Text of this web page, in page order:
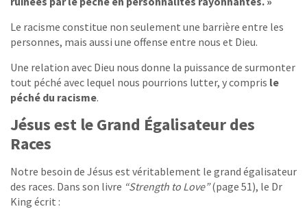
Le racisme constitue non seulement une barrière entre les
personnes, mais aussi une offense entre nous et Dieu.
Une relation avec Dieu nous donne la puissance de surmonter
tout péché avec lequel nous pourrions lutter, y compris le
péché du racisme.
Jésus est le Grand Égalisateur des
Races
Notre besoin de Jésus est véritablement le grand égalisateur
des races. Dans son livre “Strength to Love”(page 51), le Dr
King écrit :